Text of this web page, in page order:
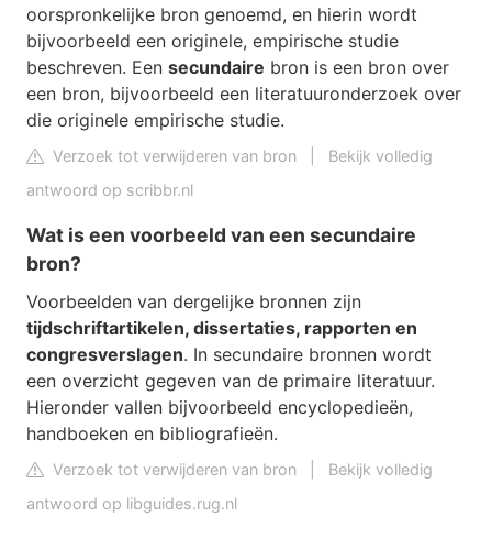
oorspronkelijke bron genoemd, en hierin wordt
bijvoorbeeld een originele, empirische studie
beschreven. Een secundaire bron is een bron over
een bron, bijvoorbeeld een literatuuronderzoek over
die originele empirische studie.
Verzoek tot verwijderen van bron
Bekijk volledig
antwoord op scribbr.nl
Wat is een voorbeeld van een secundaire
bron?
Voorbeelden van dergelijke bronnen zijn
tijdschriftartikelen, dissertaties, rapporten en
congresverslagen. In secundaire bronnen wordt
een overzicht gegeven van de primaire literatuur.
Hieronder vallen bijvoorbeeld encyclopedieën,
handboeken en bibliografieën.
Verzoek tot verwijderen van bron
Bekijk volledig
antwoord op libguides.rug.nl